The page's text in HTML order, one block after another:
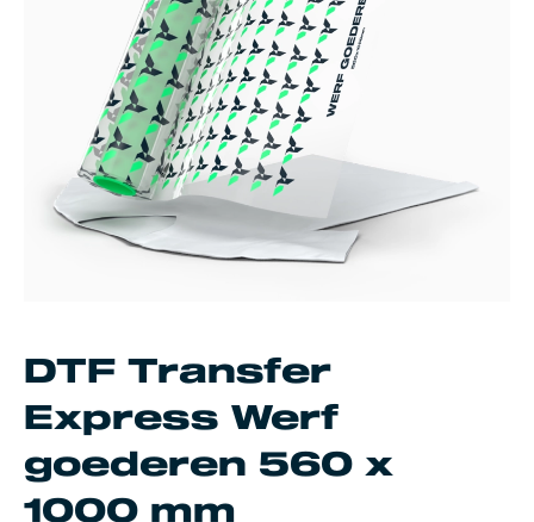
DTF Transfer
Express Werf
goederen 560 x
1000 mm